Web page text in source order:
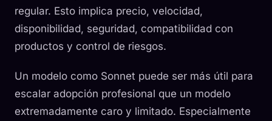
regular. Esto implica precio, velocidad,
disponibilidad, seguridad, compatibilidad con
productos y control de riesgos.
Un modelo como Sonnet puede ser más útil para
escalar adopción profesional que un modelo
extremadamente caro y limitado. Especialmente